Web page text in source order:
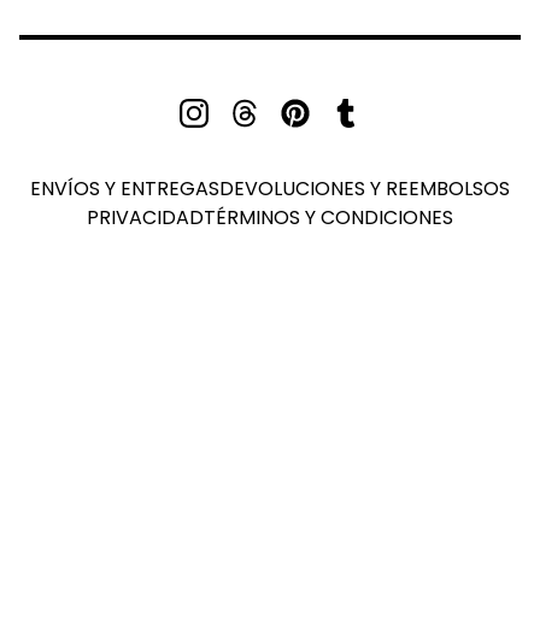
ENVÍOS Y ENTREGASDEVOLUCIONES Y REEMBOLSOS
PRIVACIDADTÉRMINOS Y CONDICIONES